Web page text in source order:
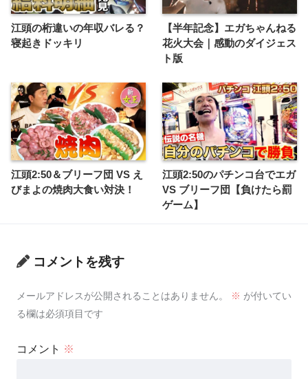
江頭の桁違いの年収バレる？
寝起きドッキリ
【半年記念】エガちゃんねる
花火大会｜感動のダイジェス
ト版
江頭2:50＆ブリーフ団 VS え
びまよの焼肉大食い対決！
江頭2:50のパチンコ台でエガ
VS ブリーフ団【負けたら罰
ゲーム】
コメントを残す
メールアドレスが公開されることはありません。 ※ が付いてい
る欄は必須項目です
コメント ※